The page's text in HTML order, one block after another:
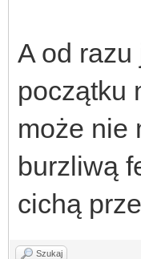
A od
początku
może nie
burzliwą
cichą
Szukaj